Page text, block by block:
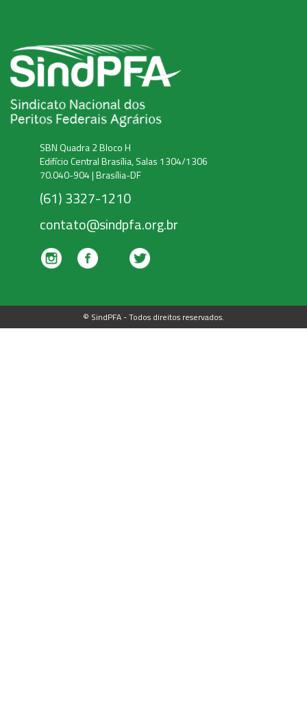
SBN Quadra 2 Bloco H
Edifício Central Brasília, Salas 1304/1306
70.040-904 | Brasília-DF
(61) 3327-1210
contato@sindpfa.org.br
© SindPFA - Todos direitos reservados.